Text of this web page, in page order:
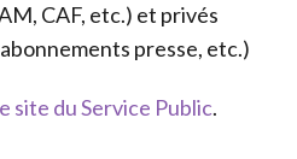
CAF, etc.) et privés
presse, etc.)
site du Service Public.